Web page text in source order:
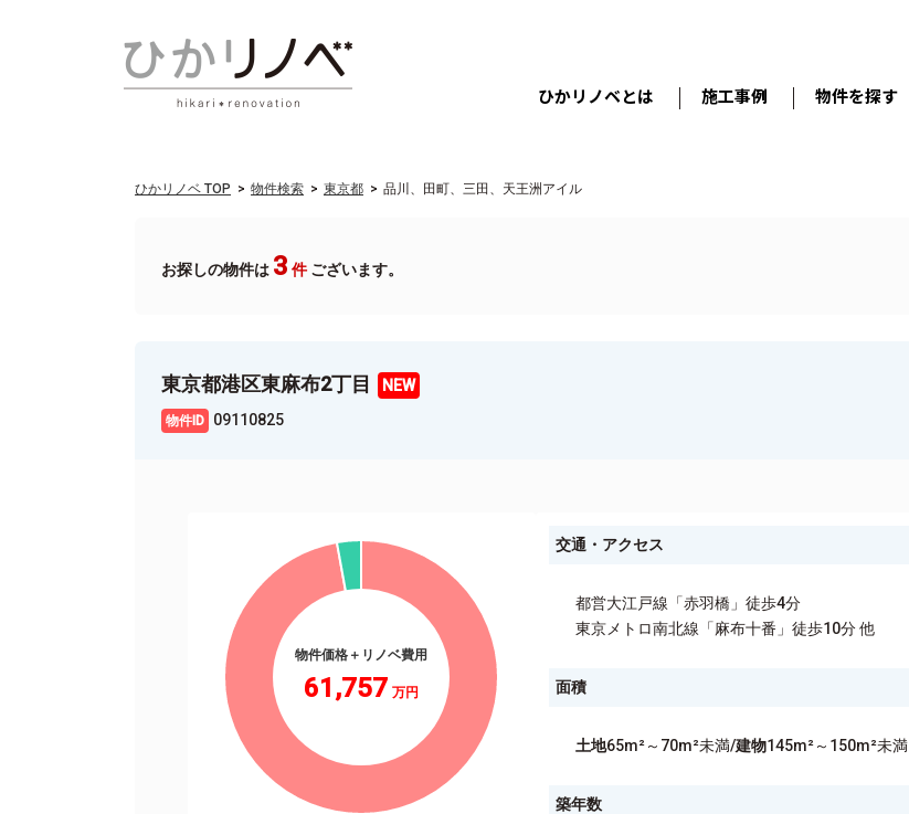
ひかリノベとは 施工事例 物件を探す
ひかリノベ TOP 物件検索 東京都 品川、田町、三田、天王洲アイル
お探しの物件は 3 件ございます。
東京都港区東麻布2丁目
09110825
物件価格＋リノベ費用
61,757
交通・アクセス
都営大江戸線「赤羽橋」徒歩4分
東京メトロ南北線「麻布十番」徒歩10分 他
面積
土地65m²～70m²未満/建物145m²～150m²未満
築年数